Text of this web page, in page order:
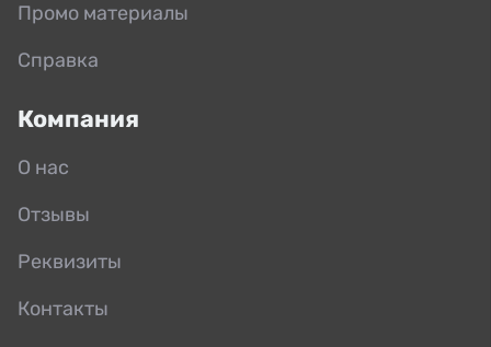
Промо материалы
Справка
Компания
О нас
Отзывы
Реквизиты
Контакты